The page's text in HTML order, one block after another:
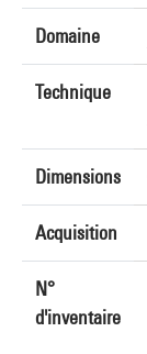
Domaine
Technique
Dimensions
Acquisition
N°
d'inventaire